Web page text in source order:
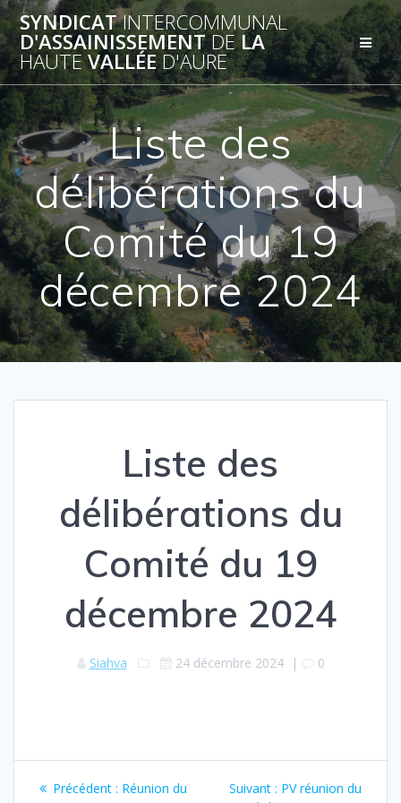
Passer
au
contenu
SYNDICATINTERCOMMUNAL
D'ASSAINISSEMENTDELA
HAUTEVALLÉED'AURE
Liste des
délibérations du
Comité du 19
décembre 2024
Liste des
délibérations du
Comité du 19
décembre 2024
Siahva 24 décembre 2024| 0
Navigation
Précédent : Article
Réunion du
Suivant : Article
PV réunion du